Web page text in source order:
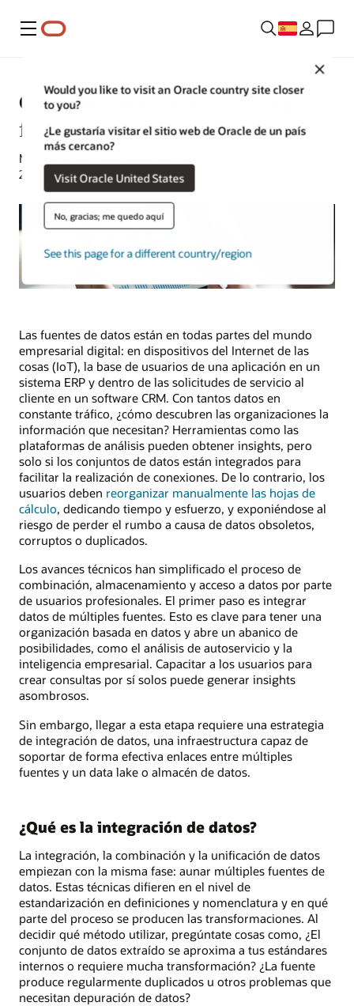
Menú
Would you like to visit an Oracle country site closer
to you?
¿Le gustaría visitar el sitio web de Oracle de un país
más cercano?
Visit Oracle United States
No, gracias; me quedo aquí
See this page for a different country/region
Cómo integrar datos de múltiples
fuentes
Michael Chen | Estratega de contenido | 4 de enero de
2024
Las fuentes de datos están en todas partes del mundo
empresarial digital: en dispositivos del Internet de las
cosas (IoT), la base de usuarios de una aplicación en un
sistema ERP y dentro de las solicitudes de servicio al
cliente en un software CRM. Con tantos datos en
constante tráfico, ¿cómo descubren las organizaciones la
información que necesitan? Herramientas como las
plataformas de análisis pueden obtener insights, pero
solo si los conjuntos de datos están integrados para
facilitar la realización de conexiones. De lo contrario, los
usuarios deben reorganizar manualmente las hojas de
cálculo, dedicando tiempo y esfuerzo, y exponiéndose al
riesgo de perder el rumbo a causa de datos obsoletos,
corruptos o duplicados.
Los avances técnicos han simplificado el proceso de
combinación, almacenamiento y acceso a datos por parte
de usuarios profesionales. El primer paso es integrar
datos de múltiples fuentes. Esto es clave para tener una
organización basada en datos y abre un abanico de
posibilidades, como el análisis de autoservicio y la
inteligencia empresarial. Capacitar a los usuarios para
crear consultas por sí solos puede generar insights
asombrosos.
Sin embargo, llegar a esta etapa requiere una estrategia
de integración de datos, una infraestructura capaz de
soportar de forma efectiva enlaces entre múltiples
fuentes y un data lake o almacén de datos.
¿Qué es la integración de datos?
La integración, la combinación y la unificación de datos
empiezan con la misma fase: aunar múltiples fuentes de
datos. Estas técnicas difieren en el nivel de
estandarización en definiciones y nomenclatura y en qué
parte del proceso se producen las transformaciones. Al
decidir qué método utilizar, pregúntate cosas como, ¿El
conjunto de datos extraído se aproxima a tus estándares
internos o requiere mucha transformación? ¿La fuente
produce regularmente duplicados u otros problemas que
necesitan depuración de datos?